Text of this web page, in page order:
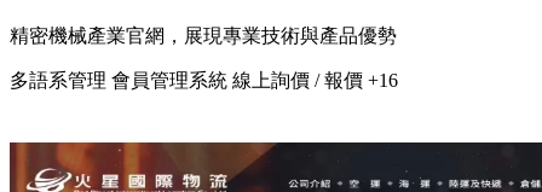
精密機械產業官網，展現專業技術與產品優勢
多語系管理 會員管理系統 線上詢價 / 報價 +16